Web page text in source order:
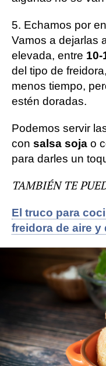
5. Echamos por
Vamos a dejarlas
elevada, entre
del tipo de
menos tiempo,
estén doradas.
Podemos servir
con salsa soja o
para darles un
TAMBIÉN TE
El truco para
freidora de aire y
Freidora de aire